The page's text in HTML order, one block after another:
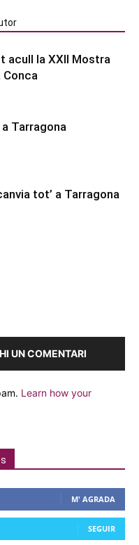
acull la XXII Mostra
Conca
a Tarragona
tot’ a Tarragona
UN COMENTARI
Learn how your
M' AGRADA
SEGUIR